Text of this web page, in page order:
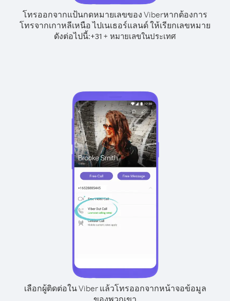
โทรออกจากแป้นกดหมายเลขของ Viberหากต้องการ
โทรจากเกาหลีเหนือ ไปเนเธอร์แลนด์ ให้เรียกเลขหมาย
ดังต่อไปนี้:+31 + หมายเลขในประเทศ
เลือกผู้ติดต่อใน Viber แล้วโทรออกจากหน้าจอข้อมูล
ของพวกเขา